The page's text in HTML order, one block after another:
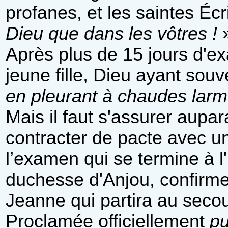
profanes, et les saintes
Dieu que dans les vôtres !
Après plus de 15 jours
jeune fille, Dieu ayant
en pleurant à chaudes
Mais il faut s'assurer
contracter de pacte avec
l’examen qui se termine
duchesse d'Anjou,
Jeanne qui partira au
Proclamée officiellement